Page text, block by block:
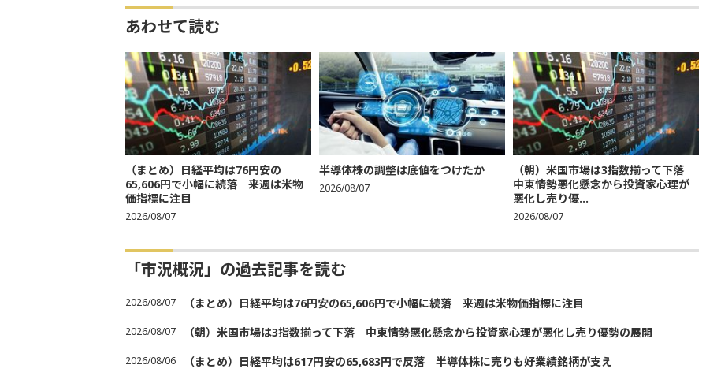
あわせて読む
（まとめ）日経平均は76円安の
65,606円で小幅に続落 来週は米物
価指標に注目
2026/08/07
半導体株の調整は底値をつけたか
2026/08/07
（朝）米国市場は3指数揃って下落
中東情勢悪化懸念から投資家心理が
悪化し売り優...
2026/08/07
「市況概況」の過去記事を読む
2026/08/07 （まとめ）日経平均は76円安の65,606円で小幅に続落 来週は米物価指標に注目
2026/08/07 （朝）米国市場は3指数揃って下落 中東情勢悪化懸念から投資家心理が悪化し売り優勢の展開
2026/08/06 （まとめ）日経平均は617円安の65,683円で反落 半導体株に売りも好業績銘柄が支え